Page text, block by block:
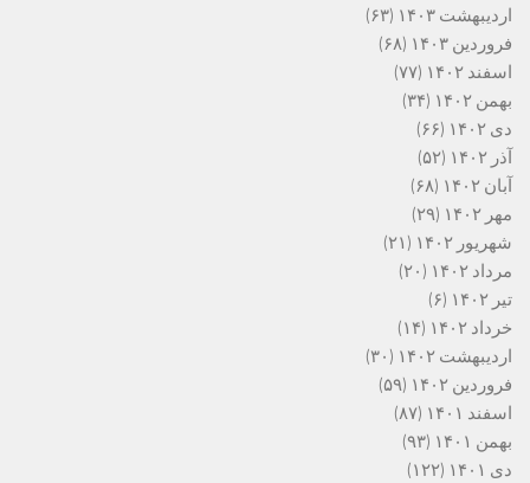
اردیبهشت ۱۴۰۳
(۶۳)
فروردین ۱۴۰۳
(۶۸)
اسفند ۱۴۰۲
(۷۷)
بهمن ۱۴۰۲
(۳۴)
دی ۱۴۰۲
(۶۶)
آذر ۱۴۰۲
(۵۲)
آبان ۱۴۰۲
(۶۸)
مهر ۱۴۰۲
(۲۹)
شهریور ۱۴۰۲
(۲۱)
مرداد ۱۴۰۲
(۲۰)
تیر ۱۴۰۲
(۶)
خرداد ۱۴۰۲
(۱۴)
اردیبهشت ۱۴۰۲
(۳۰)
فروردین ۱۴۰۲
(۵۹)
اسفند ۱۴۰۱
(۸۷)
بهمن ۱۴۰۱
(۹۳)
دی ۱۴۰۱
(۱۲۲)